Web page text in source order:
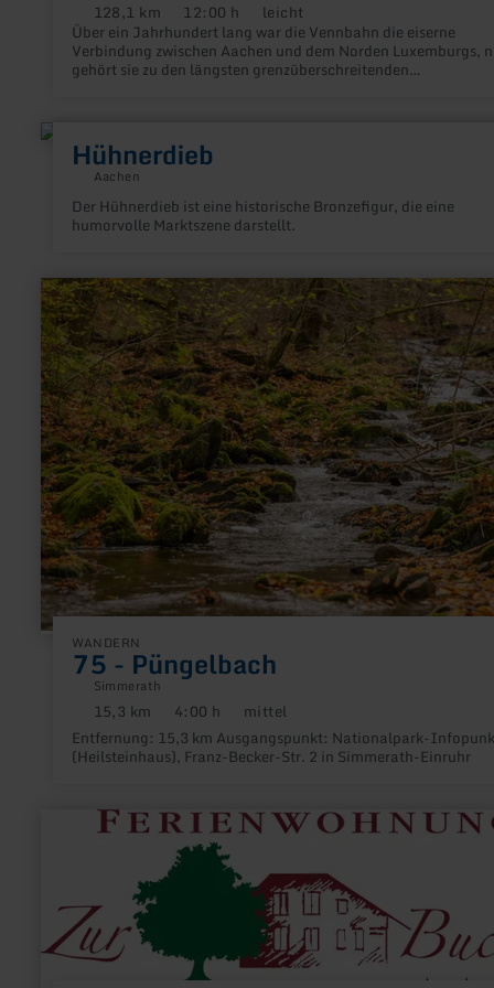
Distanz:
128,1 km Dauer:
12:00 h Anforderung:
leicht
Über ein Jahrhundert lang war die Vennbahn die eiserne
Verbindung zwischen Aachen und dem Norden Luxemburgs,
gehört sie zu den längsten grenzüberschreitenden
Hühnerdieb
Aachen
Der Hühnerdieb ist eine historische Bronzefigur, die eine
humorvolle Marktszene darstellt.
mehr
erfahren
Hühnerdieb
WANDERN
75 - Püngelbach
Simmerath
Distanz:
15,3 km Dauer:
4:00 h Anforderung:
mittel
Entfernung: 15,3 km Ausgangspunkt: Nationalpark-
(Heilsteinhaus), Franz-Becker-Str. 2 in Simmerath-Einruhr
mehr
erfahren
zu:
75
-
Püngelbach
erfahren
Buche